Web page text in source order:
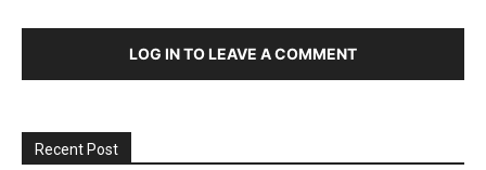
LOG IN TO LEAVE A COMMENT
Recent Post